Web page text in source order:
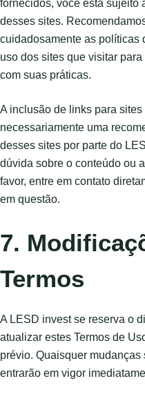
fornecidos, você está sujeito
desses sites.
cuidadosamente as políticas
uso dos sites que visitar
com suas práticas.
A inclusão de links para
necessariamente uma
desses sites por parte do
dúvida sobre o conteúdo ou
favor, entre em contato
em questão.
7.
Termos
A LESD invest se reserva o
atualizar estes Termos de
prévio. Quaisquer
entrarão em vigor